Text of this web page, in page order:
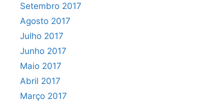
Setembro 2017
Agosto 2017
Julho 2017
Junho 2017
Maio 2017
Abril 2017
Março 2017